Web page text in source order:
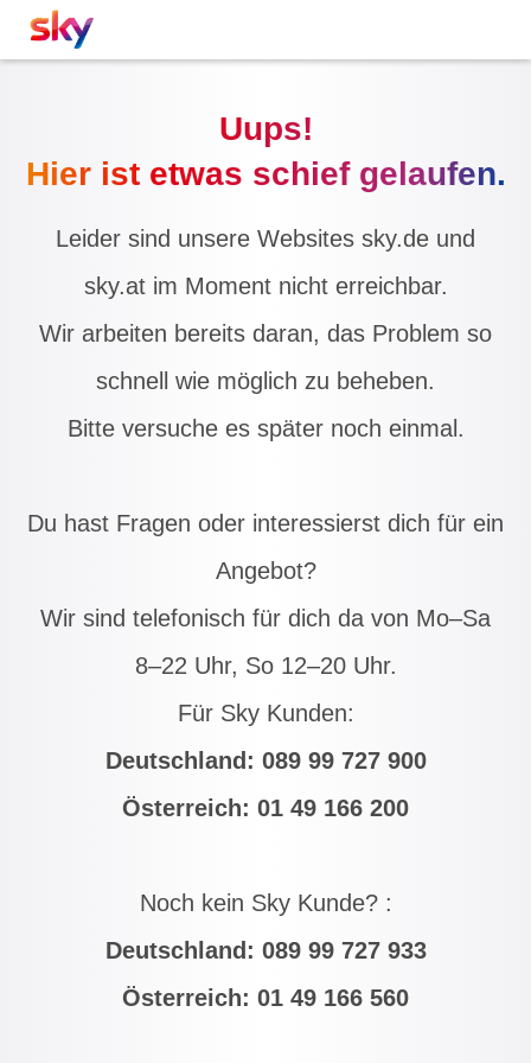
Uups!
Hier ist etwas schief gelaufen.
Leider sind unsere Websites sky.de und
sky.at im Moment nicht erreichbar.
Wir arbeiten bereits daran, das Problem so
schnell wie möglich zu beheben.
Bitte versuche es später noch einmal.
Du hast Fragen oder interessierst dich für ein
Angebot?
Wir sind telefonisch für dich da von Mo–Sa
8–22 Uhr, So 12–20 Uhr.
Für Sky Kunden:
Deutschland: 089 99 727 900
Österreich: 01 49 166 200
Noch kein Sky Kunde? :
Deutschland: 089 99 727 933
Österreich: 01 49 166 560